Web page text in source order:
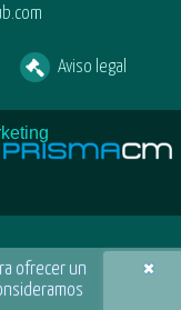
×
ofrecer un
Aviso legal